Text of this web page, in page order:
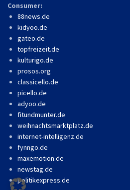
Consumer:
88news.de
kidyoo.de
gateo.de
topfreizeit.de
kulturigo.de
prosos.org
classicello.de
picello.de
adyoo.de
fitundmunter.de
weihnachtsmarktplatz.de
internet-intelligenz.de
fynngo.de
maxemotion.de
newstag.de
politikexpress.de